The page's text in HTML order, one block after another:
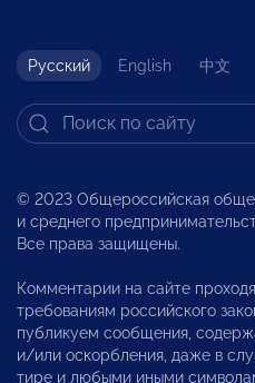
Русский English 中文
© 2023 Общероссийская
и среднего
Все права защищены.
Комментарии на сайте
требованиям российского
публикуем сообщения,
и/или оскорбления, даже в
тире и любыми иными